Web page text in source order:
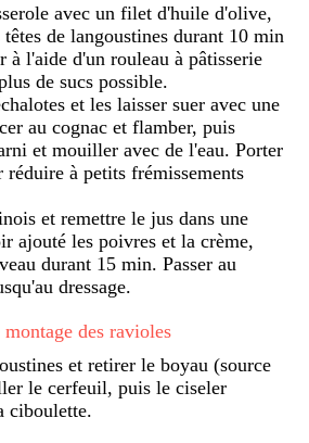
avec un filet d'huile d'olive,
de langoustines durant 10 min
à l'aide d'un rouleau à pâtisserie
de sucs possible.
et les laisser suer avec une
au cognac et flamber, puis
et mouiller avec de l'eau. Porter
à petits frémissements
et remettre le jus dans une
ajouté les poivres et la crème,
durant 15 min. Passer au
dressage.
des ravioles
et retirer le boyau (source
le cerfeuil, puis le ciseler
ciboulette.